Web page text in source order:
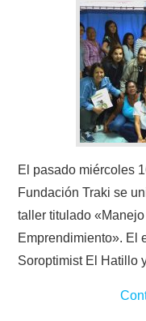
El pasado miércoles
Fundación Traki se
taller titulado
Emprendimiento». El
Soroptimist El Hatillo